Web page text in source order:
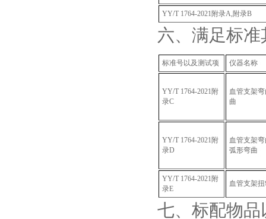
YY/T 1764-2021 附录A,附录B
六、满足标
标准号以及测试项 仪器名称
YY/T 1764-2021 附
录C
血管支架
曲
YY/T 1764-2021 附
录D
血管支架
弧形弯曲
YY/T 1764-2021 附
录E
血管支架
七、标配物品